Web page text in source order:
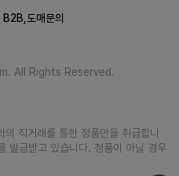
B2B,도매문의
All Rights Reserved.
직거래를 통한 정품만을 취급합니
발급받고 있습니다. 정품이 아닐 경우